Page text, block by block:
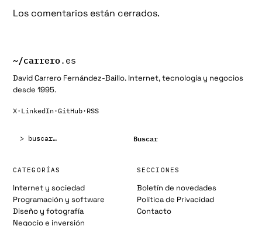
Los comentarios están cerrados.
~/carrero.es
David Carrero Fernández-Baillo. Internet, tecnología y negocios
desde 1995.
X· LinkedIn·GitHub· RSS
Buscar
CATEGORÍAS
Internet y sociedad
Programación y software
Diseño y fotografía
Negocio e inversión
SECCIONES
Boletín de novedades
Política de Privacidad
Contacto